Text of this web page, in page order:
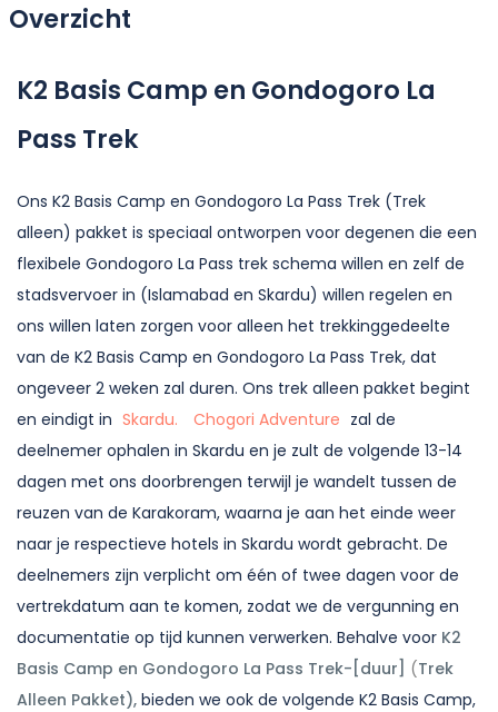
Overzicht
K2 Basis Camp en Gondogoro La
Pass Trek
Ons K2 Basis Camp en Gondogoro La Pass Trek (Trek
alleen) pakket is speciaal ontworpen voor degenen die een
flexibele Gondogoro La Pass trek schema willen en zelf de
stadsvervoer in (Islamabad en Skardu) willen regelen en
ons willen laten zorgen voor alleen het trekkinggedeelte
van de K2 Basis Camp en Gondogoro La Pass Trek, dat
ongeveer 2 weken zal duren. Ons trek alleen pakket begint
en eindigt in Skardu. Chogori Adventure zal de
deelnemer ophalen in Skardu en je zult de volgende 13-14
dagen met ons doorbrengen terwijl je wandelt tussen de
reuzen van de Karakoram, waarna je aan het einde weer
naar je respectieve hotels in Skardu wordt gebracht. De
deelnemers zijn verplicht om één of twee dagen voor de
vertrekdatum aan te komen, zodat we de vergunning en
documentatie op tijd kunnen verwerken. Behalve voor K2
Basis Camp en Gondogoro La Pass Trek-[duur]
(Trek
Alleen Pakket), bieden we ook de volgende K2 Basis Camp,